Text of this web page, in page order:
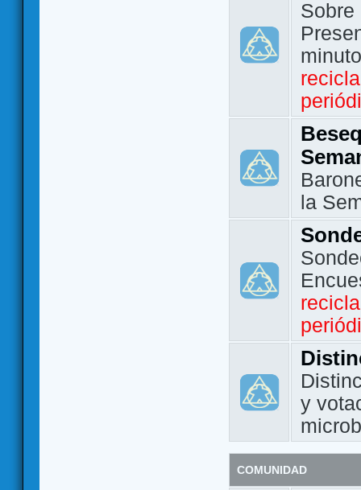
Sobre
la
y
COMUNIDAD